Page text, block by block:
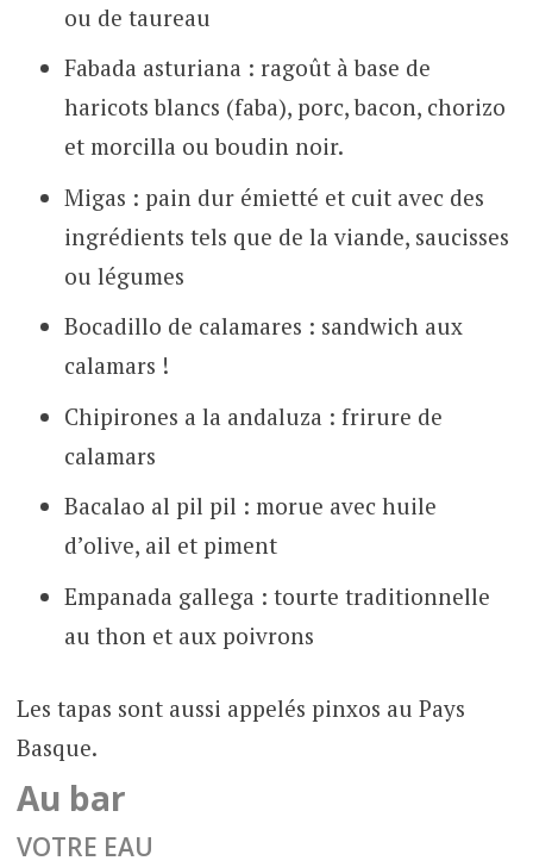
ou de taureau
Fabada asturiana : ragoût à base de
haricots blancs (faba), porc, bacon, chorizo
et morcilla ou boudin noir.
Migas : pain dur émietté et cuit avec des
ingrédients tels que de la viande, saucisses
ou légumes
Bocadillo de calamares : sandwich aux
calamars !
Chipirones a la andaluza : frirure de
calamars
Bacalao al pil pil : morue avec huile
d’olive, ail et piment
Empanada gallega : tourte traditionnelle
au thon et aux poivrons
Les tapas sont aussi appelés pinxos au Pays
Basque.
Au bar
VOTRE EAU